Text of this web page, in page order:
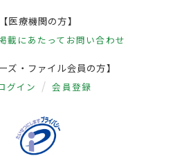
【医療機関の方】
載にあたって お問い合わせ
ズ・ファイル会員の方】
グイン 会員登録